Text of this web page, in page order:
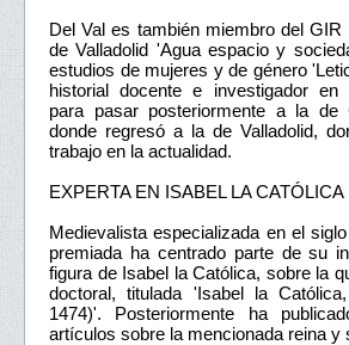
Del Val es también miembro del GIR
de Valladolid 'Agua espacio y
estudios de mujeres y de género
historial docente e investigador en
para pasar posteriormente a la de
donde regresó a la de Valladolid,
trabajo en la actualidad.
EXPERTA EN ISABEL LA CATÓLICA
Medievalista especializada en el
premiada ha centrado parte de su
figura de Isabel la Católica, sobre la
doctoral, titulada 'Isabel la
1474)'. Posteriormente ha
artículos sobre la mencionada reina y